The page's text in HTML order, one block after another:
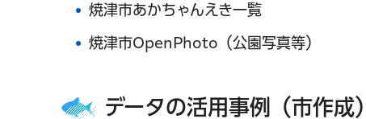
焼津市あかちゃんえき一覧
焼津市OpenPhoto（公園写真等）
データの活用事例（市作成）